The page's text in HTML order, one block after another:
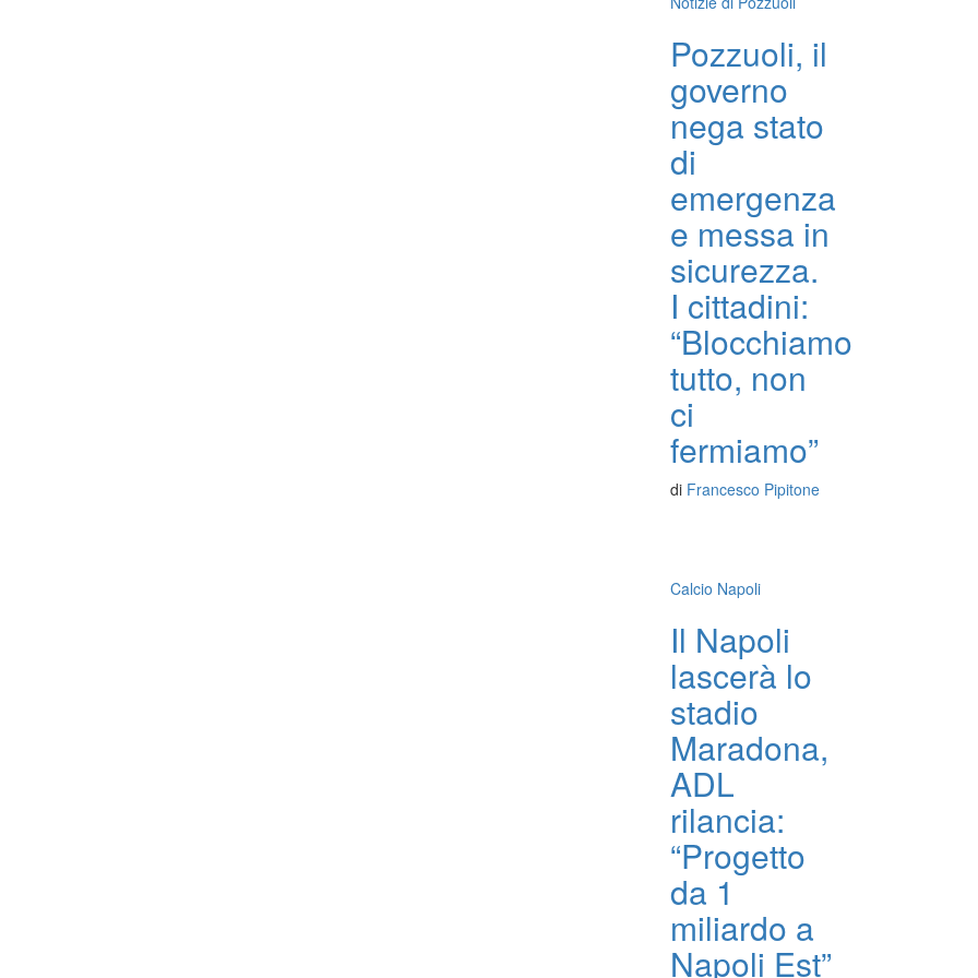
Pozzuoli, il
governo
nega stato
di
emergenza
e messa in
sicurezza.
I cittadini:
“Blocchiamo
tutto, non
ci
fermiamo”
di Francesco Pipitone
Calcio Napoli
Il Napoli
lascerà lo
stadio
Maradona,
ADL
rilancia:
“Progetto
da 1
miliardo a
Napoli Est”